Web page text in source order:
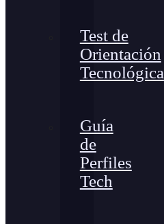
Test de
Orientación
Tecnológica
Guía
de
Perfiles
Tech